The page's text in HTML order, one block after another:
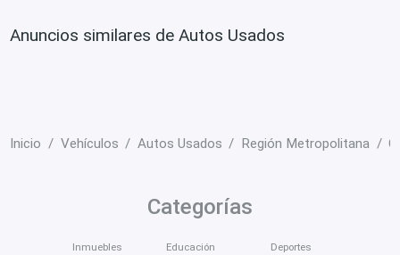
Anuncios similares de Autos Usados
Inicio Vehículos Autos Usados Región Metropolitana
Categorías
Inmuebles Educación Deportes